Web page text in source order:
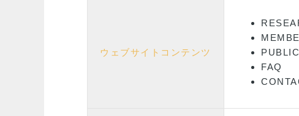
ウェブサイトコンテンツ
FAQ